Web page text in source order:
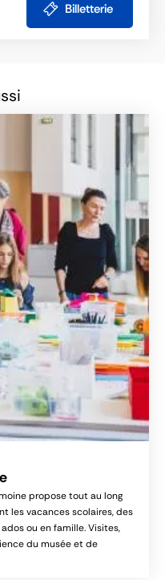
Billetterie
propose tout au long
les vacances scolaires, des
ou en famille. Visites,
du musée et de